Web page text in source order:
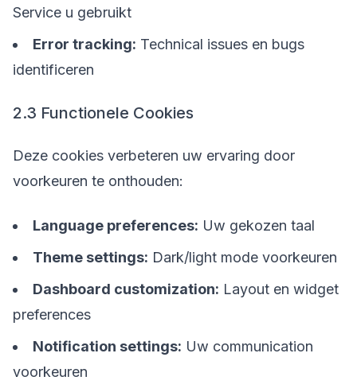
Service u gebruikt
Error tracking: Technical issues en bugs
identificeren
2.3 Functionele Cookies
Deze cookies verbeteren uw ervaring door
voorkeuren te onthouden:
Language preferences: Uw gekozen taal
Theme settings: Dark/light mode voorkeuren
Dashboard customization: Layout en widget
preferences
Notification settings: Uw communication
voorkeuren